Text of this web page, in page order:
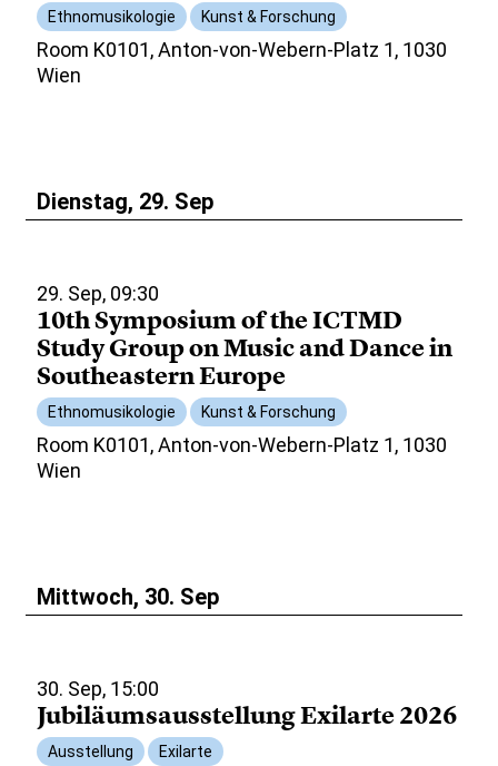
Ethnomusikologie Kunst & Forschung
Room K0101, Anton-von-Webern-Platz 1, 1030
Wien
Dienstag, 29. Sep
29. Sep, 09:30
10th Symposium of the ICTMD
Study Group on Music and Dance in
Southeastern Europe
Ethnomusikologie Kunst & Forschung
Room K0101, Anton-von-Webern-Platz 1, 1030
Wien
Mittwoch, 30. Sep
30. Sep, 15:00
Jubiläumsausstellung Exilarte 2026
Ausstellung Exilarte